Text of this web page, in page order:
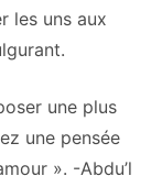
les uns aux
une plus
une pensée
». -Abdu’l